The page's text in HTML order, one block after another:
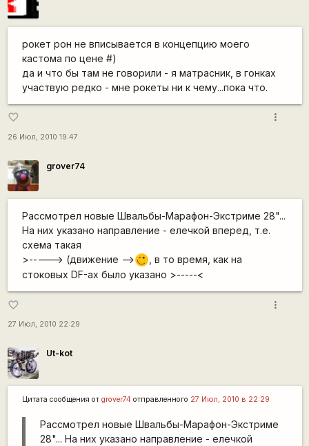
рокет рон не вписывается в концепцию моего
кастома по цене #)
да и что бы там не говорили - я матрасник, в гонках
участвую редко - мне рокеты ни к чему...пока что.
favorite_border
26 Июл, 2010 19:47
more_vert
grover74
Рассмотрел новые Швальбы-Марафон-Экстриме 28"...
На них указано направление - елечкой вперед, т.е.
схема такая
>-----> (движение --> ;)
, в то время, как на
стоковых DF-ах было указано >-----<
favorite_border
27 Июл, 2010 22:29
more_vert
Ut-kot
Цитата сообщения от grover74 отправленного 27 Июл, 2010 в 22:29
Рассмотрел новые Швальбы-Марафон-Экстриме
28"... На них указано направление - елечкой